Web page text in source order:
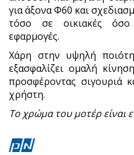
για άξονα Φ60 και
τόσο σε οικιακές όσο
εφαρμογές.
Χάρη στην υψηλή
εξασφαλίζει ομαλή
προσφέροντας σιγουριά
χρήστη.
Το χρώμα του μοτέρ είναι